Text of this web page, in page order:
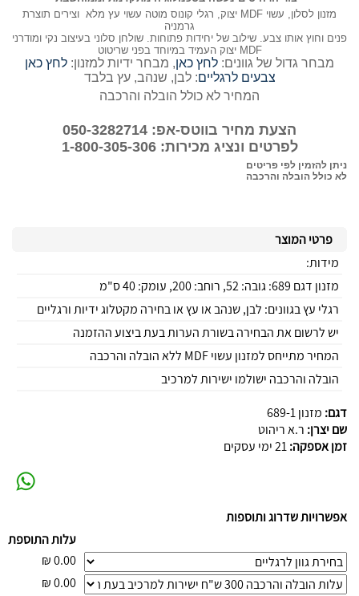
מזנון לסלון, עשוי MDF יצוק, רגלי קונוס מוטה עשוי עץ מלא וצירים תוצרת
גרמניה
פנים וחוץ אותו צבע. שילוב של יחידות פתוחות. שולחן סלוני בעיצוב נקי ומודרני
MDF יצוק העמיד במיוחד בפני שריטוט
מבחר גדול של גוונים: לחץ כאן, מבחר ידיות למזנון: לחץ כאן
צבעים לרגליים: לבן, שנהב, עץ בלבד
המחיר לא כולל הובלה והרכבה
הצעת מחיר בווטס-אפ: 050-3282714
לפרטים ונציג מכירות: 1-800-305-306
ניתן להזמין לפי פריטים
לא כולל הובלה והרכבה
פרטי המוצר
מידות:
מזנון דגם 689: גובה: 52, רוחב: 200, עומק: 40 ס"מ
רגלי עץ בגוונים: לבן, שנהב או עץ או בחירה מקטלוג ידיות ורגליים
יש לרשום את הבחירה בשורת הערות בעת ביצוע ההזמנה
המחיר מתייחס למזנון עשוי MDF ללא הובלה והרכבה
הובלה והרכבה ישולמו ישירות למרכיב
דגם: מזנון 689-1
שם יצרן: ר.א ריהוט
זמן אספקה:21 ימי עסקים
אפשרויות שדרוג ותוספות
עלות התוספת
0.00
₪
0.00
₪